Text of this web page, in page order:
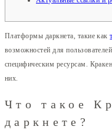
Платформы даркнета, такие как
возможностей для
специфическим ресурсам.
них.
Что такое
даркнете?